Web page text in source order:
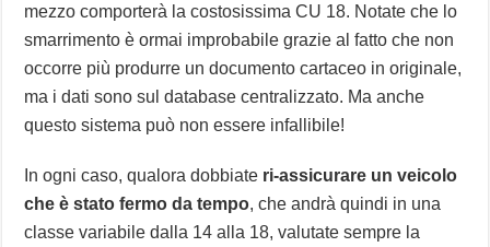
mezzo comporterà la costosissima CU 18. Notate che lo
smarrimento è ormai improbabile grazie al fatto che non
occorre più produrre un documento cartaceo in originale,
ma i dati sono sul database centralizzato. Ma anche
questo sistema può non essere infallibile!
In ogni caso, qualora dobbiate ri-assicurare un veicolo
che è stato fermo da tempo, che andrà quindi in una
classe variabile dalla 14 alla 18, valutate sempre la